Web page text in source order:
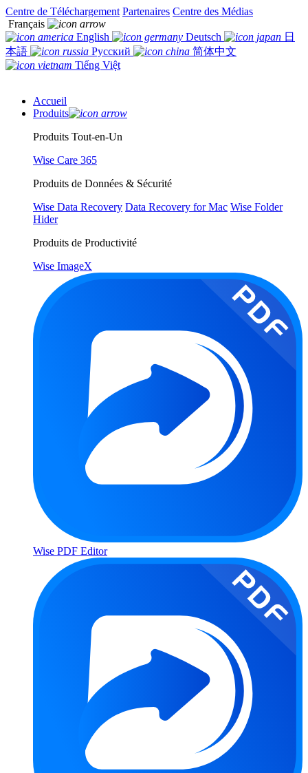
Centre de Téléchargement Partenaires Centre des Médias
Français
English
Deutsch
日
本語
Русский
简体中文
Tiếng Việt
Accueil
Produits
Produits Tout-en-Un
Wise Care 365
Produits de Données & Sécurité
Wise Data Recovery Data Recovery for Mac Wise Folder
Hider
Produits de Productivité
Wise ImageX
Wise PDF Editor